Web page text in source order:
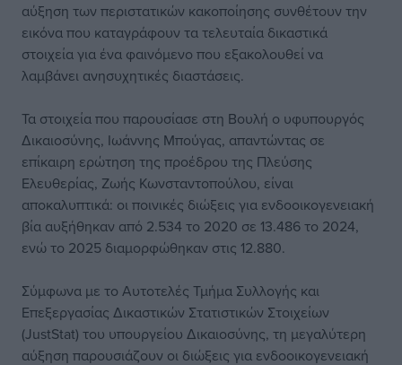
αύξηση των περιστατικών κακοποίησης συνθέτουν την
εικόνα που καταγράφουν τα τελευταία δικαστικά
στοιχεία για ένα φαινόμενο που εξακολουθεί να
λαμβάνει ανησυχητικές διαστάσεις.
Τα στοιχεία που παρουσίασε στη Βουλή ο υφυπουργός
Δικαιοσύνης, Ιωάννης Μπούγας, απαντώντας σε
επίκαιρη ερώτηση της προέδρου της Πλεύσης
Ελευθερίας, Ζωής Κωνσταντοπούλου, είναι
αποκαλυπτικά: οι ποινικές διώξεις για ενδοοικογενειακή
βία αυξήθηκαν από 2.534 το 2020 σε 13.486 το 2024,
ενώ το 2025 διαμορφώθηκαν στις 12.880.
Σύμφωνα με το Αυτοτελές Τμήμα Συλλογής και
Επεξεργασίας Δικαστικών Στατιστικών Στοιχείων
(JustStat) του υπουργείου Δικαιοσύνης, τη μεγαλύτερη
αύξηση παρουσιάζουν οι διώξεις για ενδοοικογενειακή